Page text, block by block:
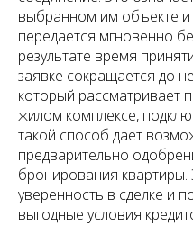
выбранном им объекте и
передается мгновенно
результате время
заявке сокращается до
который рассматривает
жилом комплексе,
такой способ дает
предварительно
бронирования
уверенность в сделке и
выгодные условия